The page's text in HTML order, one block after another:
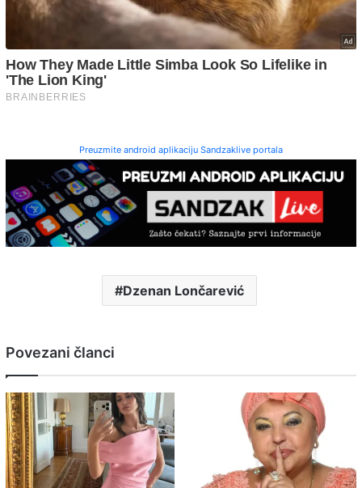
Preuzmite android aplikaciju Sandzaklive portala
Dzenan Lončarević
Povezani članci